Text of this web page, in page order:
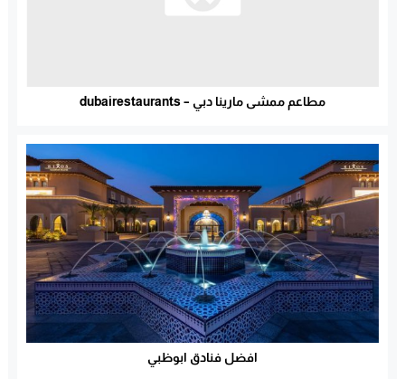
مطاعم ممشى مارينا دبي – dubairestaurants
افضل فنادق ابوظبي